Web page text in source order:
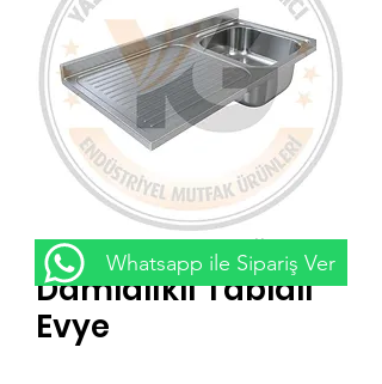
150 x 60 Tek Göz Sol
Damlalıklı Tablalı
Evye
Whatsapp ile Sipariş Ver